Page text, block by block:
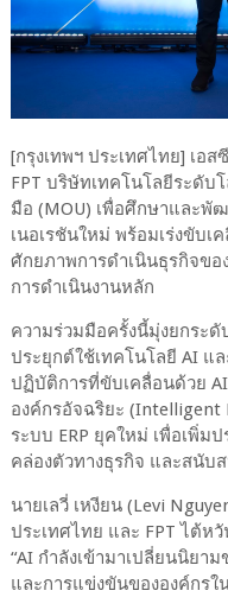
[กรุงเทพฯประเทศไทย] เอส
FPT บริษัทเทคโนโลยีระดับ
มือ (MOU) เพื่อศึกษาและพั
เนอเรชันใหม่ พร้อมเร่งขับเ
ศักยภาพการดำเนินธุรกิจขอ
การดำเนินงานหลัก
ความร่วมมือครั้งนี้มุ่งยกระดั
ประยุกต์ใช้เทคโนโลยี AI แ
ปฏิบัติการที่ขับเคลื่อนด้วย
องค์กรอัจฉริยะ (Intelligent
ระบบ ERP ยุคใหม่ เพื่อเพิ่ม
คล่องตัวทางธุรกิจ และสนับส
นายเลวี่ เหงียน(Levi
ประเทศไทย และ FPTไต้หวั
“AI กำลังเข้ามาเปลี่ยนนิยาม
และการแข่งขันขององค์กรใ